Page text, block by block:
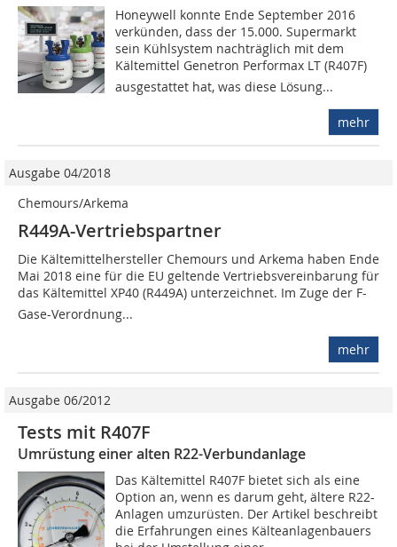
Honeywell konnte Ende September 2016
verkünden, dass der 15.000. Supermarkt
sein Kühlsystem nachträglich mit dem
Kältemittel Genetron Performax LT (R407F)
ausgestattet hat, was diese Lösung...
mehr
Ausgabe 04/2018
Chemours/Arkema
R449A-Vertriebspartner
Die Kältemittelhersteller Chemours und Arkema haben Ende
Mai 2018 eine für die EU geltende Vertriebsvereinbarung für
das Kältemittel XP40 (R449A) unterzeichnet. Im Zuge der F-
Gase-Verordnung...
mehr
Ausgabe 06/2012
Tests mit R407F
Umrüstung einer alten R22-Verbundanlage
Das Kältemittel R407F bietet sich als eine
Option an, wenn es darum geht, ältere R22-
Anlagen umzurüsten. Der Artikel beschreibt
die Erfahrungen eines Kälteanlagenbauers